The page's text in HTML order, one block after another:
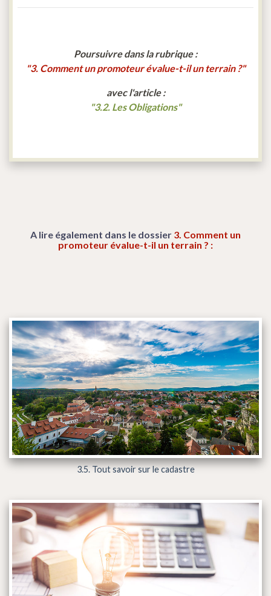
Poursuivre dans la rubrique :
"3. Comment un promoteur évalue-t-il un terrain ?"
avec l'article :
"3.2. Les Obligations"
A lire également dans le dossier 3. Comment un
promoteur évalue-t-il un terrain ? :
3.5. Tout savoir sur le cadastre